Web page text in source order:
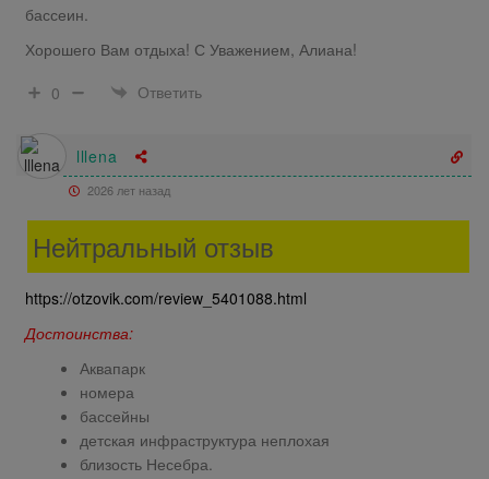
бассеин.
Хорошего Вам отдыха! С Уважением, Алиана!
0
Ответить
lllena
2026 лет назад
Нейтральный отзыв
https://otzovik.com/review_5401088.html
Достоинства:
Аквапарк
номера
бассейны
детская инфраструктура неплохая
близость Несебра.